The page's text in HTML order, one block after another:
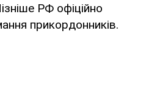
РФ офіційно
прикордонників.